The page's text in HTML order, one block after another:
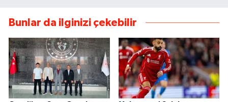
Bunlar da ilginizi çekebilir